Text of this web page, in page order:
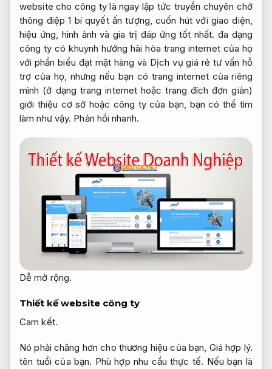
website cho công ty là ngay lập tức truyền chuyên chở
thông điệp 1 bí quyết ấn tượng, cuốn hút với giao diện,
hiệu ứng, hình ảnh và gia trị đáp ứng tốt nhất. đa dạng
công ty có khuynh hướng hài hòa trang internet của họ
với phần biểu đạt mặt hàng và Dịch vụ giá rẻ tư vấn hỗ
trợ của họ, nhưng nếu bạn có trang internet của riêng
mình (ở dạng trang internet hoặc trang đích đơn giản)
giới thiệu cơ sở hoặc công ty của bạn, bạn có thể tìm
làm như vậy. Phản hồi nhanh.
Dễ mở rộng.
Thiết kế website công ty
Cam kết.
Nó phải chăng hơn cho thương hiệu của bạn, Giá hợp lý.
tên tuổi của bạn. Phù hợp nhu cầu thực tế. Nếu bạn là